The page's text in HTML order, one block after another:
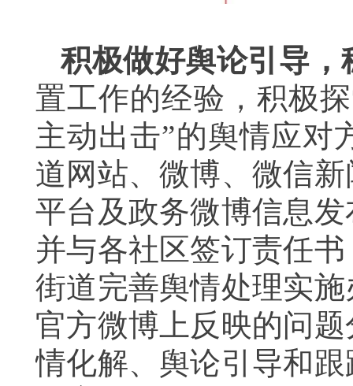
积极做好舆论引导
置工作的经验，积极
主动出击”的舆情应对
道网站、微博、微信
平台及政务微博信息
并与各社区签订责任
街道完善舆情处理实
官方微博上反映的问
情化解、舆论引导和